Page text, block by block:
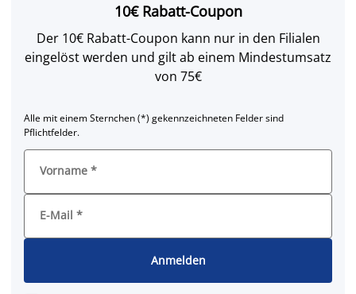
10€ Rabatt-Coupon
Der 10€ Rabatt-Coupon kann nur in den Filialen
eingelöst werden und gilt ab einem Mindestumsatz
von 75€
Alle mit einem Sternchen (*) gekennzeichneten Felder sind
Pflichtfelder.
Vorname *
E-Mail *
Anmelden